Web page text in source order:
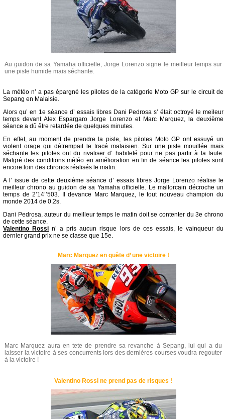
Au guidon de sa Yamaha officielle, Jorge Lorenzo signe le meilleur temps sur
une piste humide mais séchante.
La météo n’ a pas épargné les pilotes de la catégorie Moto GP sur le circuit de
Sepang en Malaisie.
Alors qu’ en 1e séance d’ essais libres Dani Pedrosa s’ était octroyé le meileur
temps devant Alex Espargaro Jorge Lorenzo et Marc Marquez, la deuxième
séance a dû être retardée de quelques minutes.
En effet, au moment de prendre la piste, les pilotes Moto GP ont essuyé un
violent orage qui détrempait le tracé malaisien. Sur une piste mouillée mais
séchante les pilotes ont du rivaliser d’ habileté pour ne pas partir à la faute.
Malgré des conditions météo en amélioration en fin de séance les pilotes sont
encore loin des chronos réalisés le matin.
A l’ issue de cette deuxième séance d’ essais libres Jorge Lorenzo réalise le
meilleur chrono au guidon de sa Yamaha officielle. Le mallorcain décroche un
temps de 2’14’’503. Il devance Marc Marquez, le tout nouveau champion du
monde 2014 de 0.2s.
Dani Pedrosa, auteur du meilleur temps le matin doit se contenter du 3e chrono
de cette séance.
Valentino Rossi n’ a pris aucun risque lors de ces essais, le vainqueur du
dernier grand prix ne se classe que 15e.
Marc Marquez en quête d’ une victoire !
Marc Marquez aura en tete de prendre sa revanche à Sepang, lui qui a du
laisser la victoire à ses concurrents lors des dernières courses voudra regouter
à la victoire !
Valentino Rossi ne prend pas de risques !